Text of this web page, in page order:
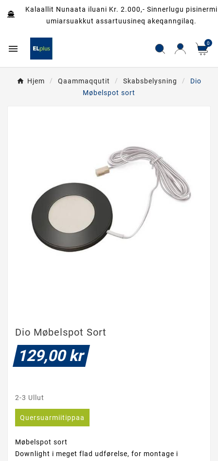
Kalaallit Nunaata iluani Kr. 2.000,- Sinnerlugu pisinermi
umiarsuakkut assartuusineq akeqanngilaq.
 0
Hjem Qaammaqqutit Skabsbelysning
Dio
Møbelspot sort
Dio Møbelspot Sort
129,00 kr
2-3 Ullut
Quersuarmiitippaa
Møbelspot sort
Downlight i meget flad udførelse, for montage i